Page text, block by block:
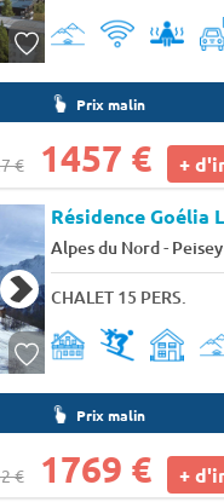
Prix malin
€ 1457 € +
Alpes du Nord-
CHALET 15 PERS.
Prix malin
€ 1769 € +